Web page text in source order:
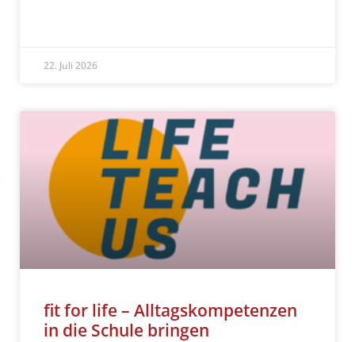
22. Juli 2026
fit for life – Alltagskompetenzen
in die Schule bringen